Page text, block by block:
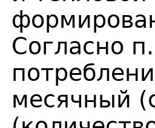
Согласно
месячный